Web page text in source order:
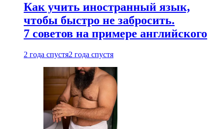
Как учить иностранный язык,
чтобы быстро не забросить.
7 советов на примере английского
2 года спустя2 года спустя